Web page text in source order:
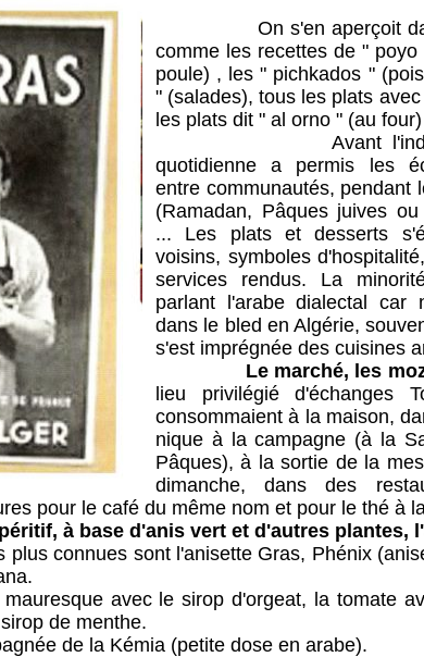
On s'en aperçoit dans
comme les recettes de "
poule) , les " pichkados "
" (salades), tous les plats
les plats dit " al orno " (au
Avant
quotidienne a permis les
entre communautés, pendant
(Ramadan, Pâques juives
... Les plats et desserts
voisins, symboles
services rendus. La
parlant l'arabe dialectal car
dans le bled en Algérie,
s'est imprégnée des cuisines
Le marché, les
lieu privilégié d'échanges
consommaient à la maison,
nique à la campagne (à la
Pâques), à la sortie de la
dimanche, dans des
pour le café du même nom et pour le thé à
à base d'anis vert et d'autres plantes,
sont l'anisette Gras, Phénix
avec le sirop d'orgeat, la tomate
de menthe.
de la Kémia (petite dose en arabe).